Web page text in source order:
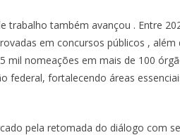
trabalhotambém avançou . Entre
em concursos públicos , além
mil nomeações em mais de 100
federal, fortalecendo áreas
pela retomada do diálogo com